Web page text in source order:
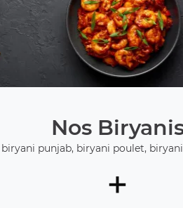
Nos
biryani punjab, biryani poulet, biryani
+